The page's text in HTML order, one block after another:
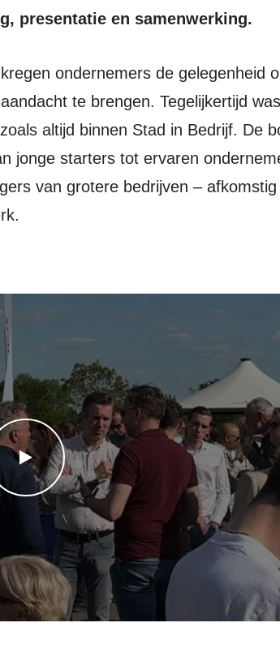
presentatie en samenwerking.
te brengen. Tegelijkertijd
altijd binnen Stad in Bedrijf. De
jonge starters tot ervaren
van grotere bedrijven –
WATCH THE VIDEO